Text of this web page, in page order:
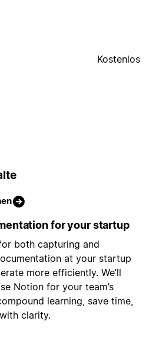
Kostenlos
for your startup
both capturing and
at your startup
more efficiently. We’ll
Notion for your team’s
learning, save time,
clarity.